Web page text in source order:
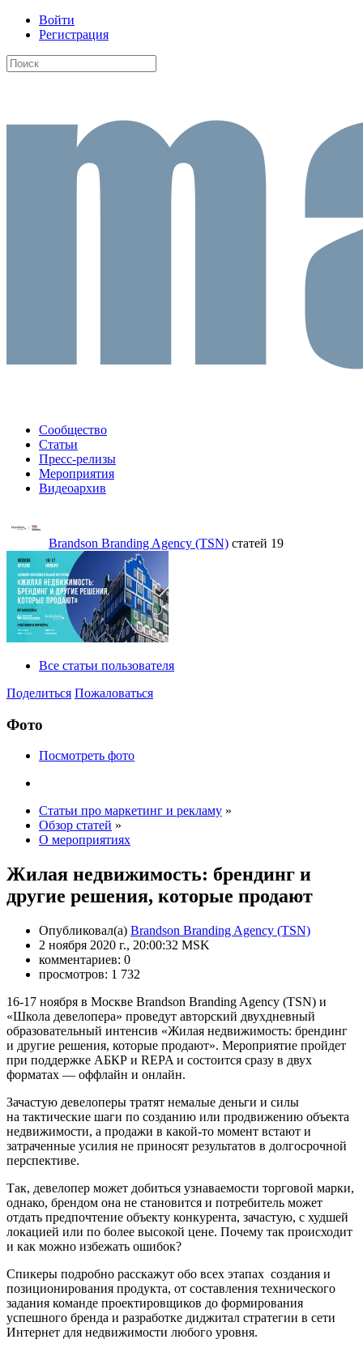
Войти
Регистрация
Сообщество
Статьи
Пресс-релизы
Мероприятия
Видеоархив
Brandson Branding Agency (TSN) статей 19
Все статьи пользователя
Поделиться Пожаловаться
Фото
Посмотреть фото
Статьи про маркетинг и рекламу »
Обзор статей »
О мероприятиях
Жилая недвижимость: брендинг и
другие решения, которые продают
Опубликовал(а) Brandson Branding Agency (TSN)
2 ноября 2020 г., 20:00:32 MSK
комментариев: 0
просмотров: 1 732
16-17 ноября в Москве Brandson Branding Agency (TSN) и
«Школа девелопера» проведут авторский двухдневный
образовательный интенсив «Жилая недвижимость: брендинг
и другие решения, которые продают». Мероприятие пройдет
при поддержке АБКР и REPA и состоится сразу в двух
форматах — оффлайн и онлайн.
Зачастую девелоперы тратят немалые деньги и силы
на тактические шаги по созданию или продвижению объекта
недвижимости, а продажи в какой-то момент встают и
затраченные усилия не приносят результатов в долгосрочной
перспективе.
Так, девелопер может добиться узнаваемости торговой марки,
однако, брендом она не становится и потребитель может
отдать предпочтение объекту конкурента, зачастую, с худшей
локацией или по более высокой цене. Почему так происходит
и как можно избежать ошибок?
Спикеры подробно расскажут обо всех этапах создания и
позиционирования продукта, от составления технического
задания команде проектировщиков до формирования
успешного бренда и разработке диджитал стратегии в сети
Интернет для недвижимости любого уровня.